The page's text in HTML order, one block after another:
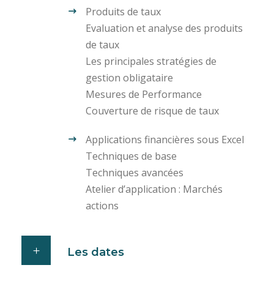
Produits de taux
Evaluation et analyse des produits
de taux
Les principales stratégies de
gestion obligataire
Mesures de Performance
Couverture de risque de taux
Applications financières sous Excel
Techniques de base
Techniques avancées
Atelier d’application : Marchés
actions
Les dates